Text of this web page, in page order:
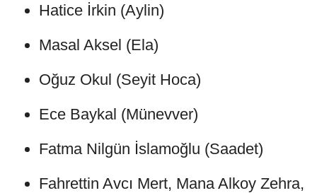
Hatice İrkin (Aylin)
Masal Aksel (Ela)
Oğuz Okul (Seyit Hoca)
Ece Baykal (Münevver)
Fatma Nilgün İslamoğlu (Saadet)
Fahrettin Avcı Mert, Mana Alkoy Zehra,